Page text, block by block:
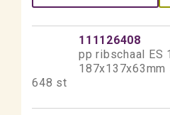
111126408
pp ribschaal ES
187x137x63mm
648 st